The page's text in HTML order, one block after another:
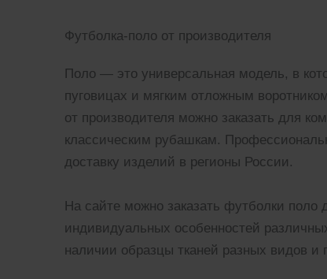
Футболка-поло от производителя
Поло — это универсальная модель, в
пуговицах и мягким отложным
от производителя можно заказать для
классическим рубашкам.
доставку изделий в регионы России.
На сайте можно заказать футболки
индивидуальных особенностей
наличии образцы тканей разных видов и